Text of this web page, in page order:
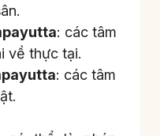
: các tâm
về thực tại.
: các tâm